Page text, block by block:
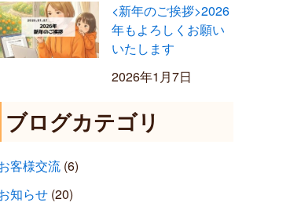
<新年のご挨拶>2026
年もよろしくお願い
いたします
2026年1月7日
ブログカテゴリ
客様交流 (6)
知らせ (20)